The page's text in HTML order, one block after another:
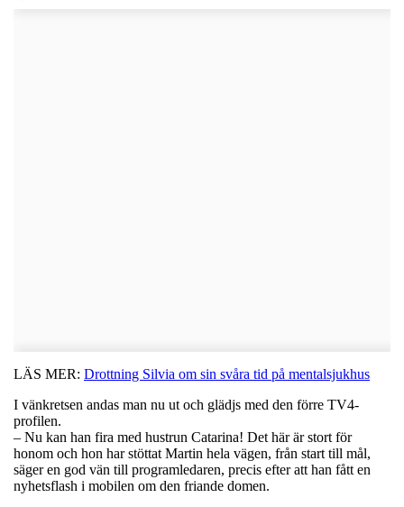
LÄS MER: Drottning Silvia om sin svåra tid på mentalsjukhus
I vänkretsen andas man nu ut och glädjs med den förre TV4-
profilen.
– Nu kan han fira med hustrun Catarina! Det här är stort för
honom och hon har stöttat Martin hela vägen, från start till mål,
säger en god vän till programledaren, precis efter att han fått en
nyhetsflash i mobilen om den friande domen.